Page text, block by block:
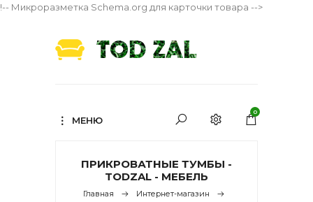
!-- Микроразметка Schema.org для карточки товара -->
МЕНЮ
0
ПРИКРОВАТНЫЕ ТУМБЫ -
TODZAL - МЕБЕЛЬ
Главная
Интернет-магазин